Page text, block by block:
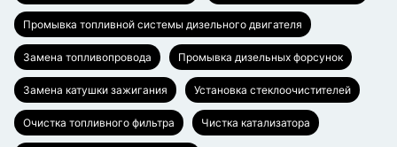
Промывка топливной системы дизельного двигателя
Замена топливопровода Промывка дизельных форсунок
Замена катушки зажигания Установка стеклоочистителей
Очистка топливного фильтра Чистка катализатора